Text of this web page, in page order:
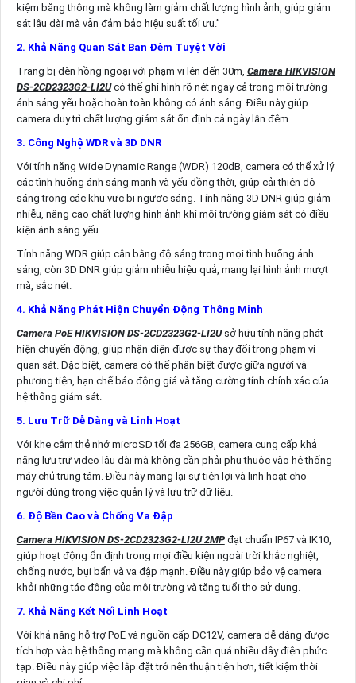
kiệm băng thông mà không làm giảm chất lượng hình ảnh, giúp giám
sát lâu dài mà vẫn đảm bảo hiệu suất tối ưu.”
2. Khả Năng Quan Sát Ban Đêm Tuyệt Vời
Trang bị đèn hồng ngoại với phạm vi lên đến 30m, Camera HIKVISION
DS-2CD2323G2-LI2Ucó thể ghi hình rõ nét ngay cả trong môi trường
ánh sáng yếu hoặc hoàn toàn không có ánh sáng. Điều này giúp
camera duy trì chất lượng giám sát ổn định cả ngày lẫn đêm.
3. Công Nghệ WDR và 3D DNR
Với tính năng Wide Dynamic Range (WDR) 120dB, camera có thể xử lý
các tình huống ánh sáng mạnh và yếu đồng thời, giúp cải thiện độ
sáng trong các khu vực bị ngược sáng. Tính năng 3D DNR giúp giảm
nhiễu, nâng cao chất lượng hình ảnh khi môi trường giám sát có điều
kiện ánh sáng yếu.
Tính năng WDR giúp cân bằng độ sáng trong mọi tình huống ánh
sáng, còn 3D DNR giúp giảm nhiễu hiệu quả, mang lại hình ảnh mượt
mà, sắc nét.
4. Khả Năng Phát Hiện Chuyển Động Thông Minh
Camera PoE HIKVISION DS-2CD2323G2-LI2Usở hữu tính năng phát
hiện chuyển động, giúp nhận diện được sự thay đổi trong phạm vi
quan sát. Đặc biệt, camera có thể phân biệt được giữa người và
phương tiện, hạn chế báo động giả và tăng cường tính chính xác của
hệ thống giám sát.
5. Lưu Trữ Dễ Dàng và Linh Hoạt
Với khe cắm thẻ nhớ microSD tối đa 256GB, camera cung cấp khả
năng lưu trữ video lâu dài mà không cần phải phụ thuộc vào hệ thống
máy chủ trung tâm. Điều này mang lại sự tiện lợi và linh hoạt cho
người dùng trong việc quản lý và lưu trữ dữ liệu.
6. Độ Bền Cao và Chống Va Đập
Camera HIKVISION DS-2CD2323G2-LI2U 2MPđạt chuẩn IP67 và IK10,
giúp hoạt động ổn định trong mọi điều kiện ngoài trời khắc nghiệt,
chống nước, bụi bẩn và va đập mạnh. Điều này giúp bảo vệ camera
khỏi những tác động của môi trường và tăng tuổi thọ sử dụng.
7. Khả Năng Kết Nối Linh Hoạt
Với khả năng hỗ trợ PoE và nguồn cấp DC12V, camera dễ dàng được
tích hợp vào hệ thống mạng mà không cần quá nhiều dây điện phức
tạp. Điều này giúp việc lắp đặt trở nên thuận tiện hơn, tiết kiệm thời